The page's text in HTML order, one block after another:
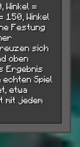
Winkel =
150, Winkel
Festung
sich
oben
Ergebnis
Spiel
etwa
mit jedem